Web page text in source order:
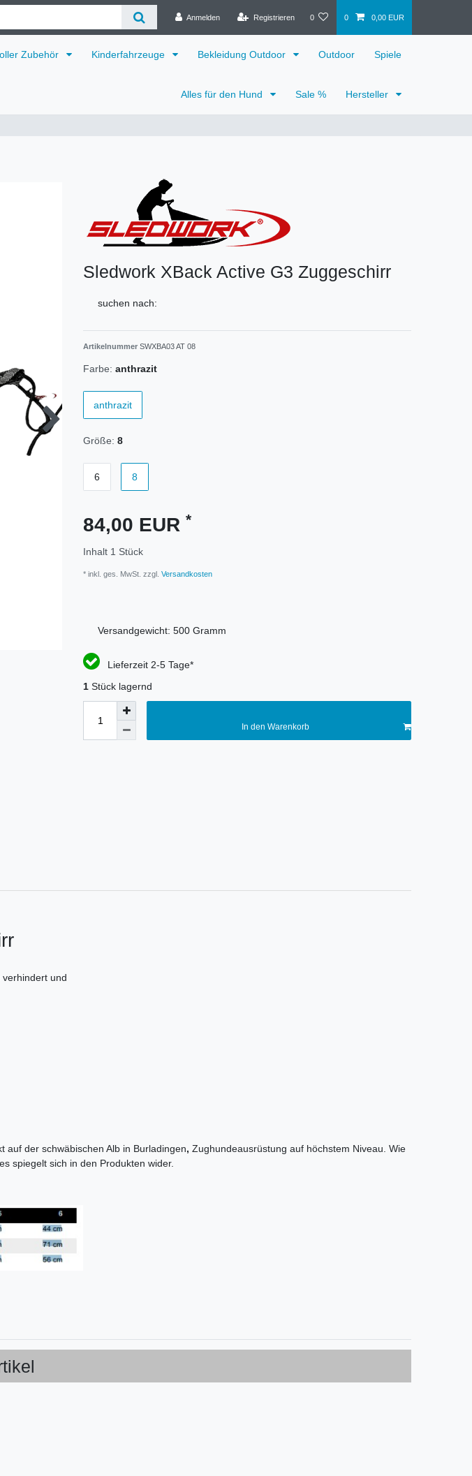
Anmelden Registrieren 0 0 0,00 EUR
Zubehör Kinderfahrzeuge Bekleidung Outdoor Outdoor Spiele
Alles für den Hund Sale % Hersteller
Sledwork XBack Active G3 Zuggeschirr
suchen nach:
Artikelnummer SWXBA03 AT 08
Farbe: anthrazit
anthrazit
Größe: 8
6 8
84,00 EUR *
Inhalt 1 Stück
* inkl. ges. MwSt. zzgl. Versandkosten
Versandgewicht: 500 Gramm
Lieferzeit 2-5 Tage*
1 Stück lagernd
In den Warenkorb
und
auf der schwäbischen Alb in Burladingen, Zughundeausrüstung auf höchstem Niveau. Wie
spiegelt sich in den Produkten wider.